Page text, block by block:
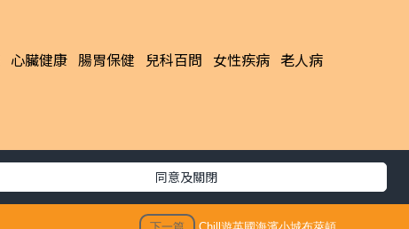
陌
海岸遊
如7個
最新文章
蟲貼士】
KO脂肪肝｜女子每日食三文治變中度脂
肪肝 早餐改吃1款食物 半年激減15磅逆
轉脂肪肝
同意及關閉